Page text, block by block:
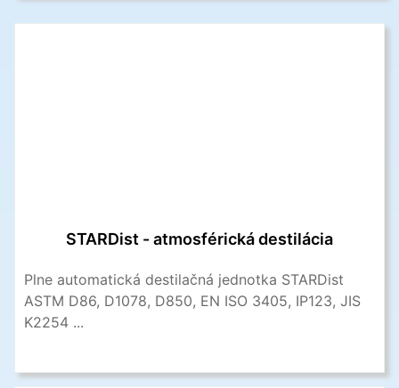
STARDist - atmosférická destilácia
Plne automatická destilačná jednotka STARDist
ASTM D86, D1078, D850, EN ISO 3405, IP123, JIS
K2254 ...